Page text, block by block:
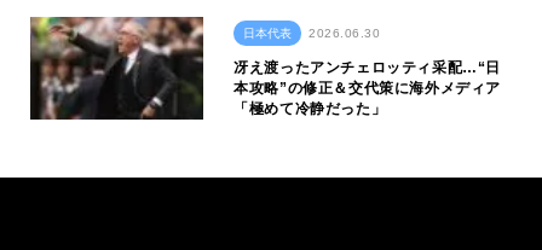
日本代表 2026.06.30
冴え渡ったアンチェロッティ采配…“日
本攻略”の修正＆交代策に海外メディア
「極めて冷静だった」